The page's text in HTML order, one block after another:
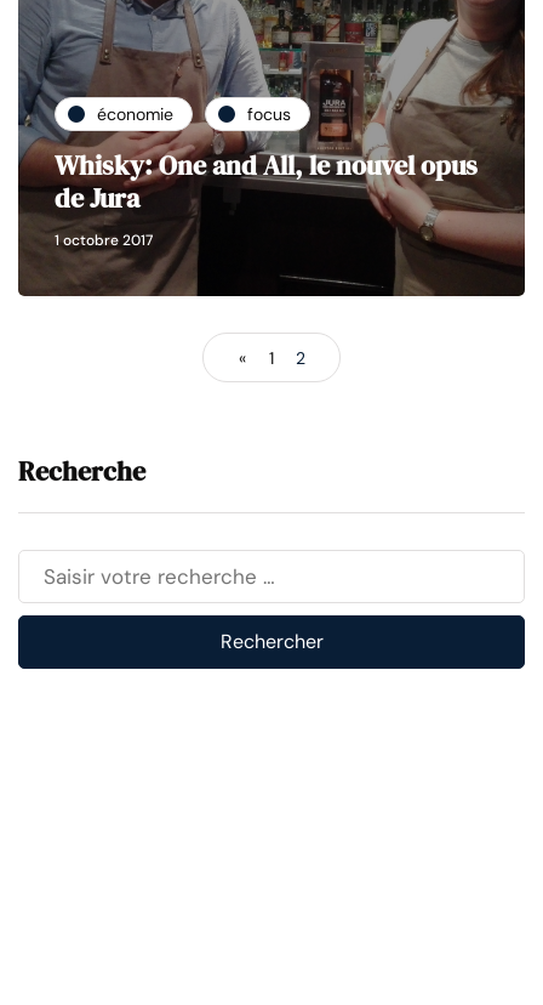
économie focus
Whisky: One and All, le nouvel opus
de Jura
1 octobre 2017
« 1 2
Recherche